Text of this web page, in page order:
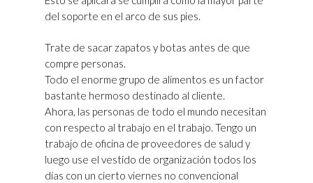
del soporte en el arco de sus pies.
Trate de sacar zapatos y botas antes de que
compre personas.
Todo el enorme grupo de alimentos es un factor
bastante hermoso destinado al cliente.
Ahora, las personas de todo el mundo necesitan
con respecto al trabajo en el trabajo. Tengo un
trabajo de oficina de proveedores de salud y
luego use el vestido de organización todos los
días con un cierto viernes no convencional